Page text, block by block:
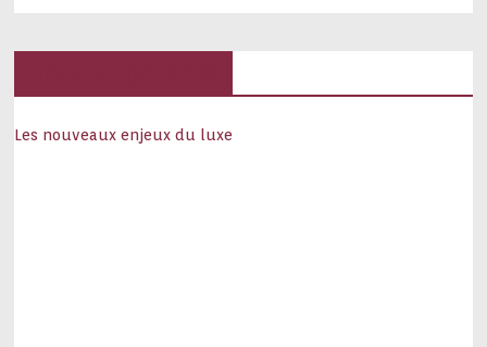
Les nouveaux enjeux du luxe